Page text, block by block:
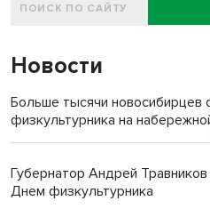
Новости
Больше тысячи новосибирцев
физкультурника на
Губернатор Андрей
Днем физкультурника